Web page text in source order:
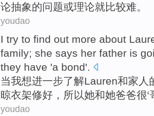
论抽象的问题或理论就比较难。
youdao
I try to find out more about
family; she says her father is
they have 'a bond'.
当我想进一步了解Lauren和家人
晾衣架修好， 所以她和她爸爸很‘
youdao